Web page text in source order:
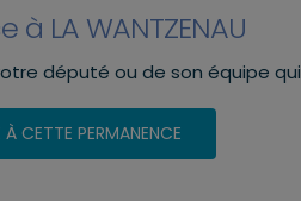
LA WANTZENAU
député ou de son équipe qui
À CETTE PERMANENCE